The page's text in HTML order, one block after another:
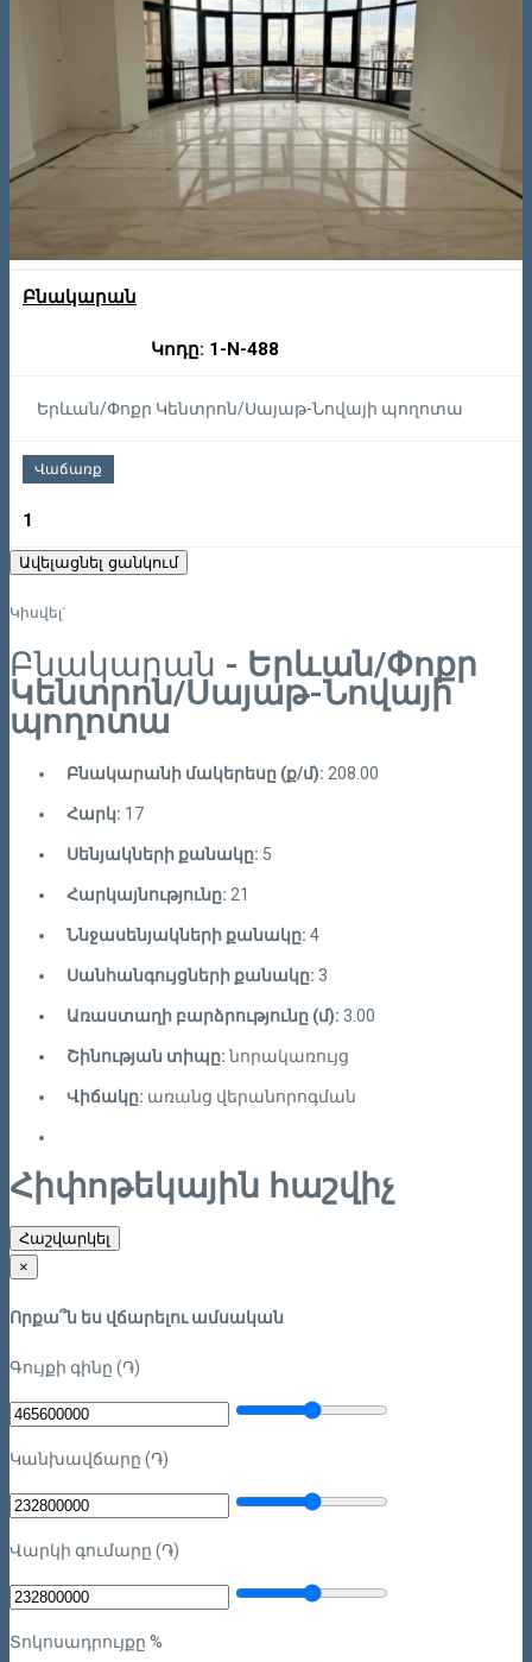
Բնակարան
Կոդը: 1-N-488
Երևան/Փոքր Կենտրոն/Սայաթ-Նովայի պողոտա
Վաճառք
1
Ավելացնել ցանկում
Կիսվել`
Բնակարան - Երևան/Փոքր
Կենտրոն/Սայաթ-Նովայի
պողոտա
Բնակարանի մակերեսը (ք/մ): 208.00
Հարկ: 17
Սենյակների քանակը: 5
Հարկայնությունը: 21
Ննջասենյակների քանակը: 4
Սանհանգույցների քանակը: 3
Առաստաղի բարձրությունը (մ): 3.00
Շինության տիպը:նորակառույց
Վիճակը: առանց վերանորոգման
Հիփոթեկային հաշվիչ
Հաշվարկել
×
Որքա՞ն ես վճարելու ամսական
Գույքի գինը (֏)
Կանխավճարը (֏)
Վարկի գումարը (֏)
Տոկոսադրույքը %